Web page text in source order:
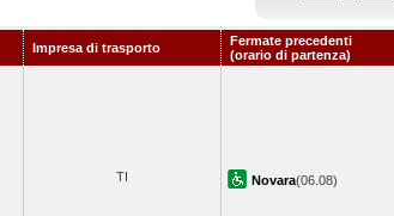
Impresa di trasporto
Fermate precedenti
(orario di partenza)
TI Novara(06.08)